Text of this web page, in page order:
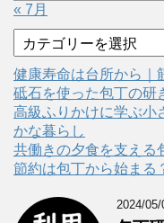
« 7月
テ
ゴ
リ
ー
健康寿命は台所から｜
砥石を使った包丁の研
高級ふりかけに学ぶ小
かな暮らし
共働きの夕食を支える
節約は包丁から始まる
2024/05/